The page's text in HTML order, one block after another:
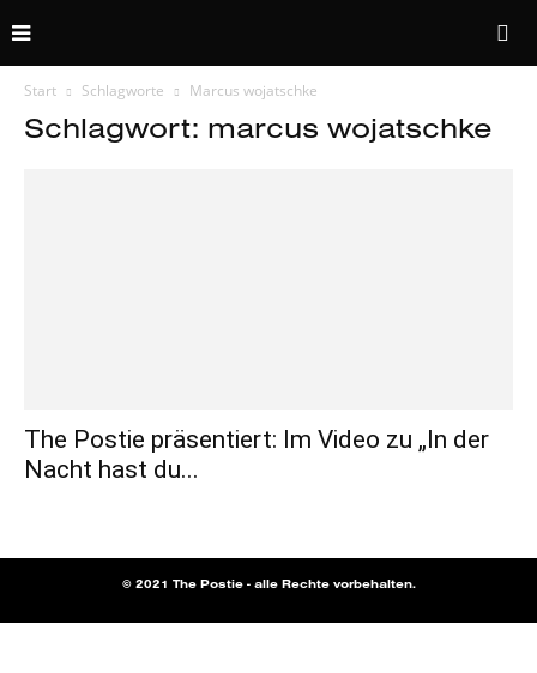
Start Schlagworte Marcus wojatschke
Schlagwort: marcus wojatschke
The Postie präsentiert: Im Video zu „In der
Nacht hast du...
© 2021 The Postie - alle Rechte vorbehalten.